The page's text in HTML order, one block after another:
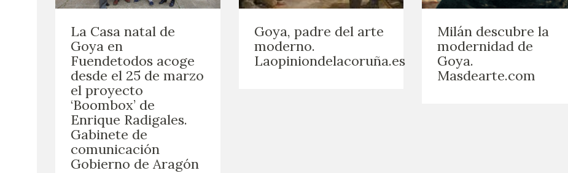
La Casa natal de
Goya en
Fuendetodos acoge
desde el 25 de marzo
el proyecto
‘Boombox’ de
Enrique Radigales.
Gabinete de
comunicación
Gobierno de Aragón
Goya, padre del arte
moderno.
Laopiniondelacoruña.es
Milán descubre la
modernidad de
Goya.
Masdearte.com